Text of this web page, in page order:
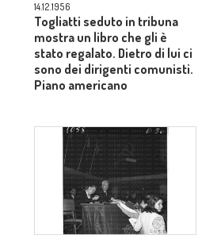
14.12.1956
Togliatti seduto in tribuna
mostra un libro che gli è
stato regalato. Dietro di lui ci
sono dei dirigenti comunisti.
Piano americano